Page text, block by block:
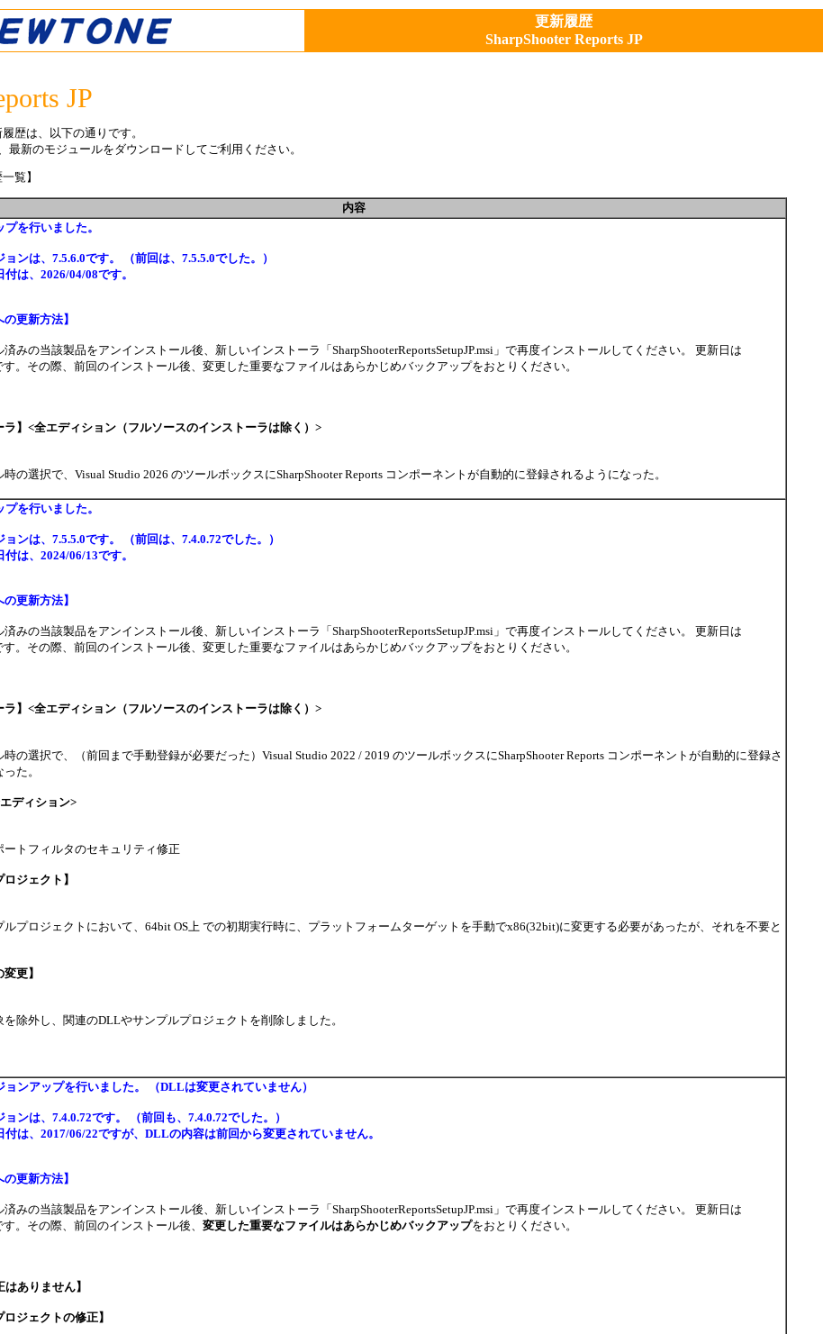
更新履歴
SharpShooter Reports JP
JP
歴は、以下の通りです。
最新のモジュールをダウンロードしてご利用ください。
覧】
内容
を行いました。
ンは、7.5.6.0です。 （前回は、7.5.5.0でした。）
は、2026/04/08です。
の更新方法】
済みの当該製品をアンインストール後、新しいインストーラ「SharpShooterReportsSetupJP.msi」で再度インストールしてください。 更新日は
す。その際、前回のインストール後、変更した重要なファイルはあらかじめバックアップをおとりください。
ラ】<全エディション（フルソースのインストーラは除く）>
時の選択で、Visual Studio 2026 のツールボックスにSharpShooter Reports コンポーネントが自動的に登録されるようになった。
を行いました。
ンは、7.5.5.0です。 （前回は、7.4.0.72でした。）
は、2024/06/13です。
の更新方法】
済みの当該製品をアンインストール後、新しいインストーラ「SharpShooterReportsSetupJP.msi」で再度インストールしてください。 更新日は
す。その際、前回のインストール後、変更した重要なファイルはあらかじめバックアップをおとりください。
ラ】<全エディション（フルソースのインストーラは除く）>
時の選択で、（前回まで手動登録が必要だった）Visual Studio 2022 / 2019 のツールボックスにSharpShooter Reports コンポーネントが自動的に登録さ
た。
ディション>
ートフィルタのセキュリティ修正
ロジェクト】
ルプロジェクトにおいて、64bit OS上 での初期実行時に、プラットフォームターゲットを手動でx86(32bit)に変更する必要があったが、それを不要と
更】
除外し、関連のDLLやサンプルプロジェクトを削除しました。
ョンアップを行いました。 （DLLは変更されていません）
ンは、7.4.0.72です。 （前回も、7.4.0.72でした。）
は、2017/06/22ですが、DLLの内容は前回から変更されていません。
の更新方法】
済みの当該製品をアンインストール後、新しいインストーラ「SharpShooterReportsSetupJP.msi」で再度インストールしてください。 更新日は
。その際、前回のインストール後、 変更した重要なファイルはあらかじめバックアップをおとりください。
はありません】
ロジェクトの修正】